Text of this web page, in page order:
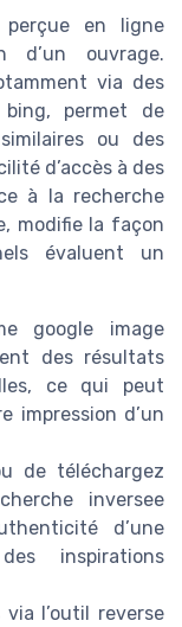
en ligne
d’un ouvrage.
via des
permet de
ou des
d’accès à des
à la recherche
modifie la façon
évaluent un
google image
des résultats
ce qui peut
impression d’un
de téléchargez
inversee
d’une
inspirations
l’outil reverse